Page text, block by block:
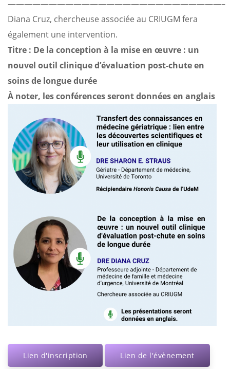
——————————————————————————–
Diana Cruz, chercheuse associée au CRIUGM fera
également une intervention.
Titre : De la conception à la mise en œuvre : un
nouvel outil clinique d’évaluation post-chute en
soins de longue durée
À noter, les conférences seront données en anglais
Lien d'inscription Lien de l'évènement